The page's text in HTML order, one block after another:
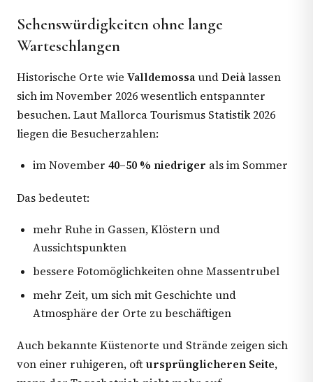
Sehenswürdigkeiten ohne lange
Warteschlangen
Historische Orte wie ValldemossaundDeiàlassen
sich im November 2026 wesentlich entspannter
besuchen. Laut Mallorca Tourismus Statistik 2026
liegen die Besucherzahlen:
im November40–50 % niedriger als im Sommer
Das bedeutet:
mehr Ruhe in Gassen, Klöstern und
Aussichtspunkten
bessere Fotomöglichkeiten ohne Massentrubel
mehr Zeit, um sich mit Geschichte und
Atmosphäre der Orte zu beschäftigen
Auch bekannte Küstenorte und Strände zeigen sich
von einer ruhigeren, oftursprünglicheren Seite,